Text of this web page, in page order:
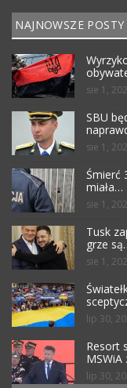
NAJNOWSZE POSTY
sie 1,
SBU
sie 1,
Śmierć
miała…
sie 1,
Tusk
grze
sie 1,
lip 30,
Resort
MSWiA
lip 30,